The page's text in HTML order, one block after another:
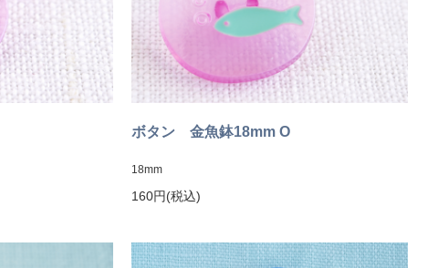
ボタン 金魚鉢18mm O
18mm
160円(税込)